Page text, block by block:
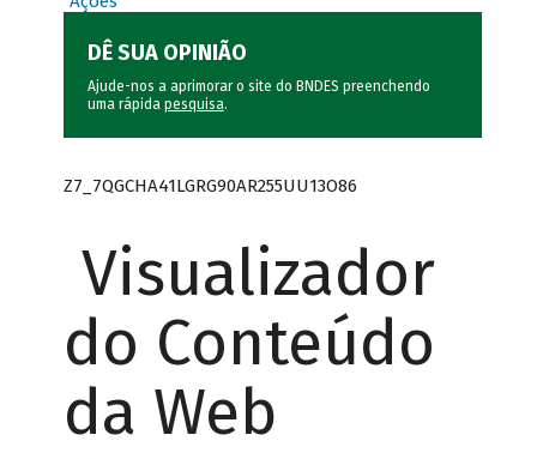
DÊ SUA OPINIÃO
Ajude-nos a aprimorar o site do BNDES preenchendo
uma rápida pesquisa.
Z7_7QGCHA41LGRG90AR255UU13O86
Visualizador
do Conteúdo
da Web